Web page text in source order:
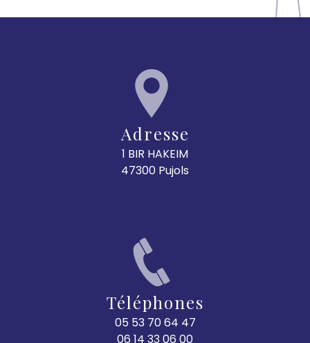
Adresse
1 BIR HAKEIM
47300 Pujols
Téléphones
05 53 70 64 47
06 14 33 06 00